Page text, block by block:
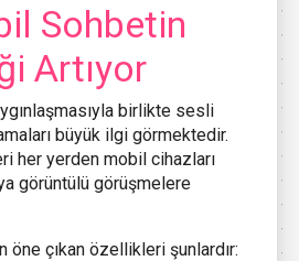
Sohbetin
Artıyor
birlikte sesli
büyük ilgi görmektedir.
her yerden mobil cihazları
görüntülü görüşmelere
çıkan özellikleri şunlardır: